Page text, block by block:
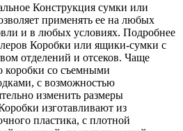
Конструкция сумки или
применять ее на любых
и в любых условиях. Подробнее
Коробки или ящики-сумки с
отделений и отсеков. Чаще
коробки со съемными
с возможностью
изменить размеры
изготавливают из
пластика, с плотной